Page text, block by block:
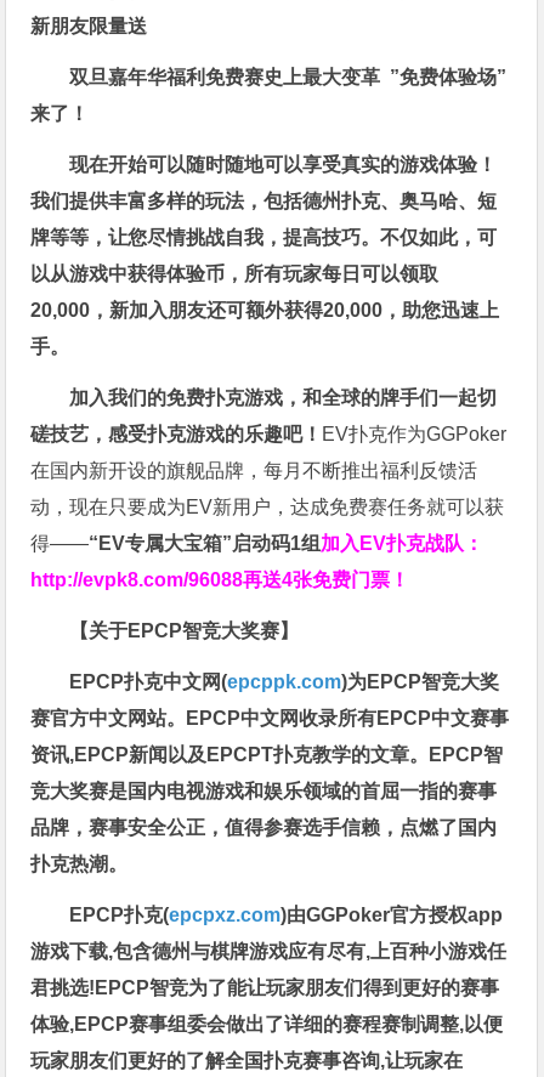
新朋友限量送
双旦嘉年华福利免费赛史上最大变革 ”免费体验场”
来了！
现在开始可以随时随地可以享受真实的游戏体验！
我们提供丰富多样的玩法，包括德州扑克、奥马哈、短
牌等等，让您尽情挑战自我，提高技巧。不仅如此，可
以从游戏中获得体验币，所有玩家每日可以领取
20,000，新加入朋友还可额外获得20,000，助您迅速上
手。
加入我们的免费扑克游戏，和全球的牌手们一起切
磋技艺，感受扑克游戏的乐趣吧！ EV扑克作为GGPoker
在国内新开设的旗舰品牌，每月不断推出福利反馈活
动，现在只要成为EV新用户，达成免费赛任务就可以获
得——“EV专属大宝箱”启动码1组 加入EV扑克战队：
http://evpk8.com/96088再送4张免费门票！
【关于EPCP智竞大奖赛】
EPCP扑克中文网(epcppk.com)为EPCP智竞大奖
赛官方中文网站。EPCP中文网收录所有EPCP中文赛事
资讯,EPCP新闻以及EPCPT扑克教学的文章。EPCP智
竞大奖赛是国内电视游戏和娱乐领域的首屈一指的赛事
品牌，赛事安全公正，值得参赛选手信赖，点燃了国内
扑克热潮。
EPCP扑克(epcpxz.com)由GGPoker官方授权app
游戏下载,包含德州与棋牌游戏应有尽有,上百种小游戏任
君挑选!EPCP智竞为了能让玩家朋友们得到更好的赛事
体验,EPCP赛事组委会做出了详细的赛程赛制调整,以便
玩家朋友们更好的了解全国扑克赛事咨询,让玩家在